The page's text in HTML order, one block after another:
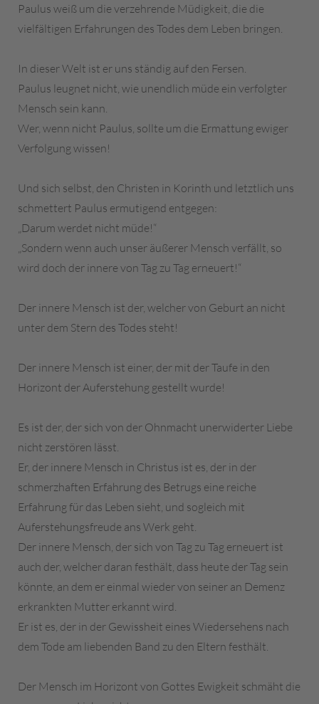
Paulus weiß um die verzehrende Müdigkeit, die die
vielfältigen Erfahrungen des Todes dem Leben bringen.
In dieser Welt ist er uns ständig auf den Fersen.
Paulus leugnet nicht, wie unendlich müde ein verfolgter
Mensch sein kann.
Wer, wenn nicht Paulus, sollte um die Ermattung ewiger
Verfolgung wissen!
Und sich selbst, den Christen in Korinth und letztlich uns
schmettert Paulus ermutigend entgegen:
„Darum werdet nicht müde!“
„Sondern wenn auch unser äußerer Mensch verfällt, so
wird doch der innere von Tag zu Tag erneuert!“
Der innere Mensch ist der, welcher von Geburt an nicht
unter dem Stern des Todes steht!
Der innere Mensch ist einer, der mit der Taufe in den
Horizont der Auferstehung gestellt wurde!
Es ist der, der sich von der Ohnmacht unerwiderter Liebe
nicht zerstören lässt.
Er, der innere Mensch in Christus ist es, der in der
schmerzhaften Erfahrung des Betrugs eine reiche
Erfahrung für das Leben sieht, und sogleich mit
Auferstehungsfreude ans Werk geht.
Der innere Mensch, der sich von Tag zu Tag erneuert ist
auch der, welcher daran festhält, dass heute der Tag sein
könnte, an dem er einmal wieder von seiner an Demenz
erkrankten Mutter erkannt wird.
Er ist es, der in der Gewissheit eines Wiedersehens nach
dem Tode am liebenden Band zu den Eltern festhält.
Der Mensch im Horizont von Gottes Ewigkeit schmäht die